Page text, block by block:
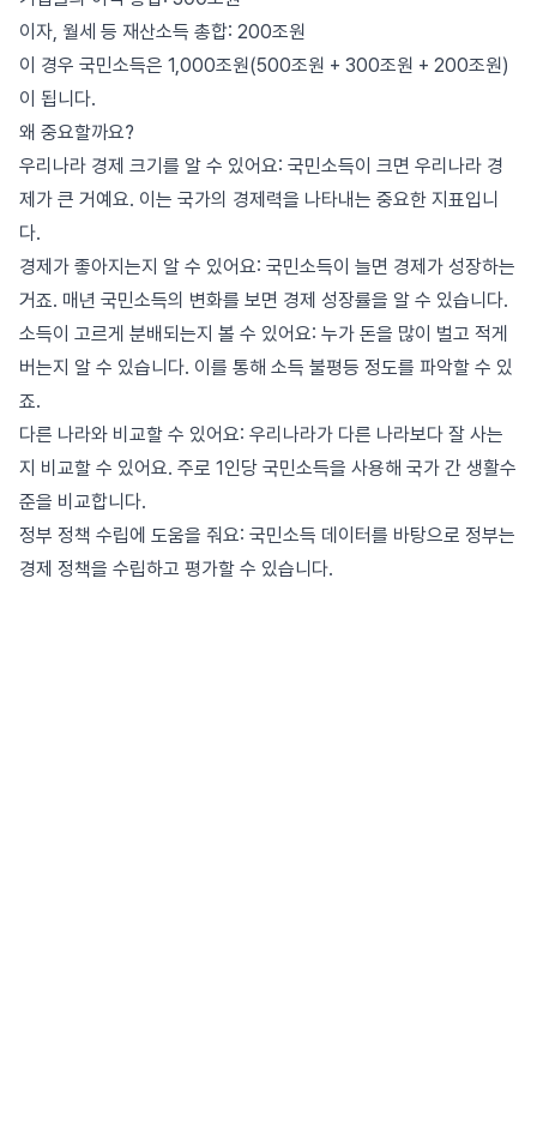
이자, 월세 등 재산소득 총합: 200조원
이 경우 국민소득은 1,000조원(500조원 + 300조원 + 200조원)
이 됩니다.
왜 중요할까요?
우리나라 경제 크기를 알 수 있어요: 국민소득이 크면 우리나라 경
제가 큰 거예요. 이는 국가의 경제력을 나타내는 중요한 지표입니
다.
경제가 좋아지는지 알 수 있어요: 국민소득이 늘면 경제가 성장하는
거죠. 매년 국민소득의 변화를 보면 경제 성장률을 알 수 있습니다.
소득이 고르게 분배되는지 볼 수 있어요: 누가 돈을 많이 벌고 적게
버는지 알 수 있습니다. 이를 통해 소득 불평등 정도를 파악할 수 있
죠.
다른 나라와 비교할 수 있어요: 우리나라가 다른 나라보다 잘 사는
지 비교할 수 있어요. 주로 1인당 국민소득을 사용해 국가 간 생활수
준을 비교합니다.
정부 정책 수립에 도움을 줘요: 국민소득 데이터를 바탕으로 정부는
경제 정책을 수립하고 평가할 수 있습니다.